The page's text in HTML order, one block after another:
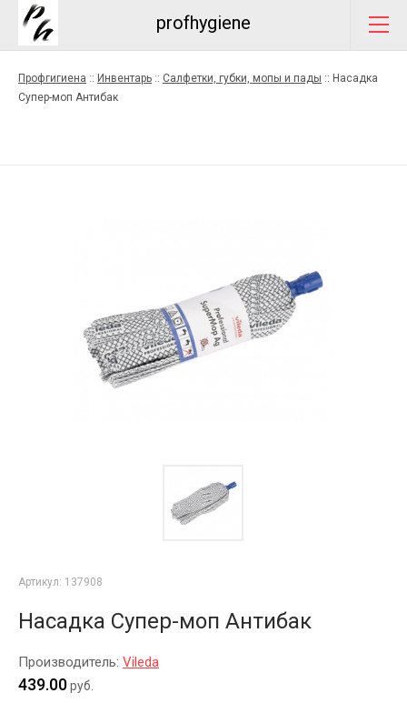
profhygiene
Профгигиена :: Инвентарь :: Салфетки, губки, мопы и пады :: Насадка
Супер-моп Антибак
Артикул: 137908
Насадка Супер-моп Антибак
Производитель: Vileda
439.00руб.